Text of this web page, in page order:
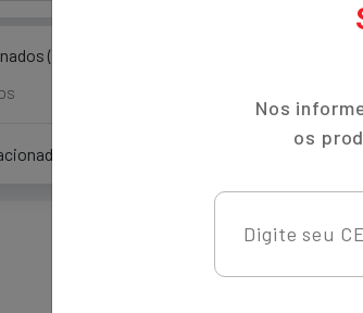
Nos
os
(0)
(0)
Institucional